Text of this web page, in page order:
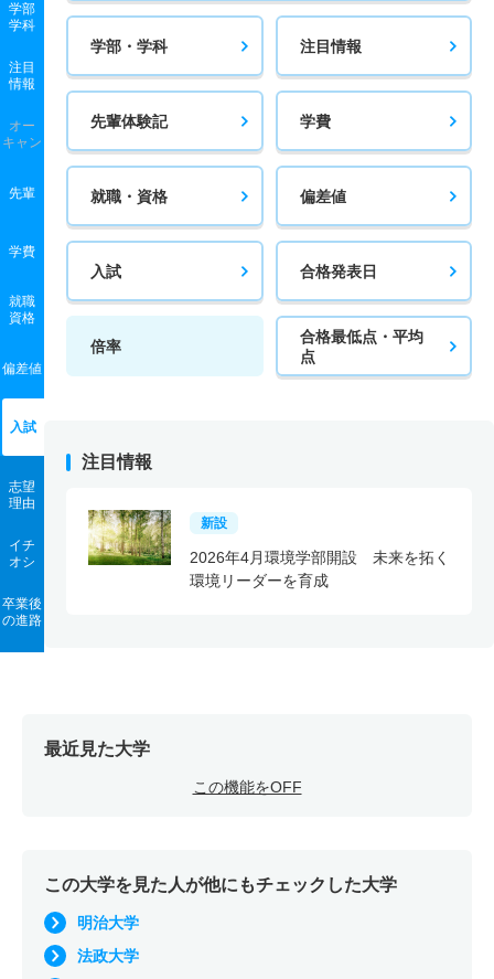
学部
学科
注目
情報
オー
キャン
先輩
学費
就職
資格
偏差値
入試
志望
理由
イチ
オシ
卒業後
の進路
学部・学科 注目情報
先輩体験記 学費
就職・資格 偏差値
入試 合格発表日
倍率
合格最低点・平均
点
注目情報
新設
2026年4月環境学部開設 未来を拓く
環境リーダーを育成
最近見た大学
この機能をOFF
この大学を見た人が他にもチェックした大学
明治大学
法政大学